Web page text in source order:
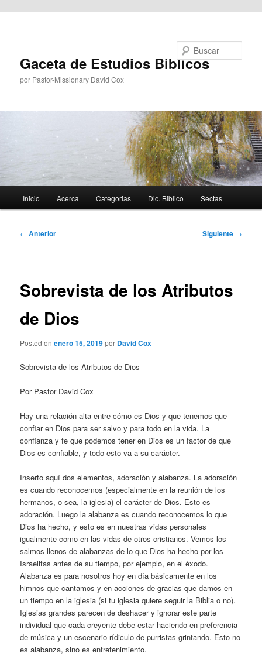
Gaceta de Estudios Biblicos
por Pastor-Missionary David Cox
principal
Inicio Acerca Categorias Dic. Biblico Sectas
Navegación
← Anterior Siguiente →
Sobrevista de los Atributos
de Dios
Posted onenero 15, 2019por David Cox
Sobrevista de los Atributos de Dios
Por Pastor David Cox
Hay una relación alta entre cómo es Dios y que tenemos que
confiar en Dios para ser salvo y para todo en la vida. La
confianza y fe que podemos tener en Dios es un factor de que
Dios es confiable, y todo esto va a su carácter.
Inserto aquí dos elementos, adoración y alabanza. La adoración
es cuando reconocemos (especialmente en la reunión de los
hermanos, o sea, la iglesia) el carácter de Dios. Esto es
adoración. Luego la alabanza es cuando reconocemos lo que
Dios ha hecho, y esto es en nuestras vidas personales
igualmente como en las vidas de otros cristianos. Vemos los
salmos llenos de alabanzas de lo que Dios ha hecho por los
Israelitas antes de su tiempo, por ejemplo, en el éxodo.
Alabanza es para nosotros hoy en día básicamente en los
himnos que cantamos y en acciones de gracias que damos en
un tiempo en la iglesia (si tu iglesia quiere seguir la Biblia o no).
Iglesias grandes parecen de deshacer y ignorar este parte
individual que cada creyente debe estar haciendo en preferencia
de música y un escenario rídiculo de purristas grintando. Esto no
es alabanza, sino es entretenimiento.